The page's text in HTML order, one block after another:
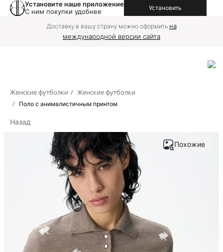
Установите наше приложение
С ним покупки удобнее
Установить
Доставку в вашу страну можно оформить на
международной версии сайта
Женские футболки / Женские футболки
/ Поло с анималистичным принтом
Назад
Похожие